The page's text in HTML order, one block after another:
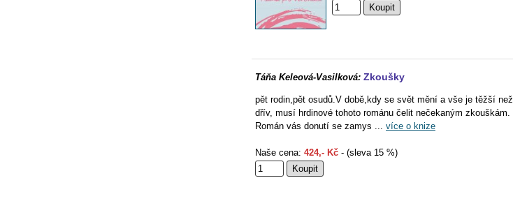
Táňa Keleová-Vasilková: Zkoušky
pět rodin,pět osudů.V době,kdy se svět mění a vše je těžší než
dřív, musí hrdinové tohoto románu čelit nečekaným zkouškám.
Román vás donutí se zamys ... více o knize
Naše cena: 424,- Kč - (sleva 15 %)